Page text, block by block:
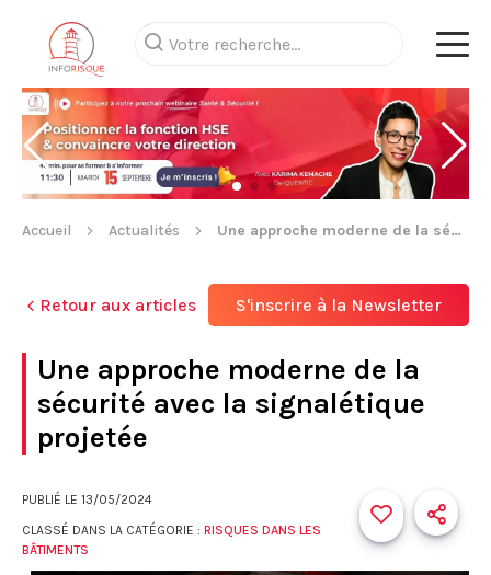
Accueil Actualités Une approche moderne de la sécurité avec la signalétique projetée
Retour aux articles S'inscrire à la Newsletter
Une approche moderne de la
sécurité avec la signalétique
projetée
PUBLIÉ LE 13/05/2024
CLASSÉ DANS LA CATÉGORIE : RISQUES DANS LES
BÂTIMENTS